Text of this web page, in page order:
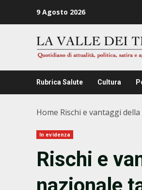
9 Agosto 2026
Rubrica Salute Cultura
Home Rischi e vantaggi
In evidenza
Rischi e